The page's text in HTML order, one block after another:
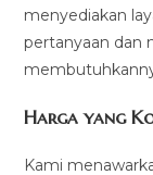
menyediakan
pertanyaan dan
Harga yang
Kami